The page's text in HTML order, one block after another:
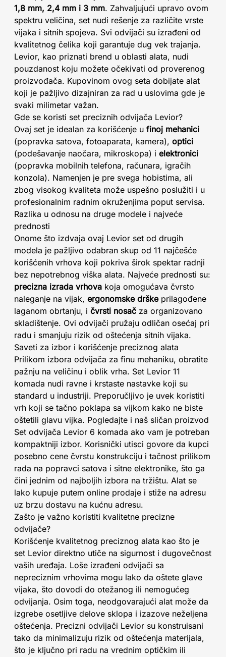
1,8 mm, 2,4 mm i 3 mm. Zahvaljujući upravo ovom
spektru veličina, set nudi rešenje za različite vrste
vijaka i sitnih spojeva. Svi odvijači su izrađeni od
kvalitetnog čelika koji garantuje dug vek trajanja.
Levior, kao priznati brend u oblasti alata, nudi
pouzdanost koju možete očekivati od proverenog
proizvođača. Kupovinom ovog seta dobijate alat
koji je pažljivo dizajniran za rad u uslovima gde je
svaki milimetar važan.
Gde se koristi set preciznih odvijača Levior?
Ovaj set je idealan za korišćenje u finoj mehanici
(popravka satova, fotoaparata, kamera), optici
(podešavanje naočara, mikroskopa) i elektronici
(popravka mobilnih telefona, računara, igračih
konzola). Namenjen je pre svega hobistima, ali
zbog visokog kvaliteta može uspešno poslužiti i u
profesionalnim radnim okruženjima poput servisa.
Razlika u odnosu na druge modele i najveće
prednosti
Onome što izdvaja ovaj Levior set od drugih
modela je pažljivo odabran skup od 11 najčešće
korišćenih vrhova koji pokriva širok spektar radnji
bez nepotrebnog viška alata. Najveće prednosti su:
precizna izrada vrhova koja omogućava čvrsto
naleganje na vijak, ergonomske drškeprilagođene
laganom obrtanju, i čvrsti nosač za organizovano
skladištenje. Ovi odvijači pružaju odličan osećaj pri
radu i smanjuju rizik od oštećenja sitnih vijaka.
Saveti za izbor i korišćenje preciznog alata
Prilikom izbora odvijača za finu mehaniku, obratite
pažnju na veličinu i oblik vrha. Set Levior 11
komada nudi ravne i krstaste nastavke koji su
standard u industriji. Preporučljivo je uvek koristiti
vrh koji se tačno poklapa sa vijkom kako ne biste
oštetili glavu vijka. Pogledajte i naš sličan proizvod
Set odvijača Levior 6 komada ako vam je potreban
kompaktniji izbor. Korisnički utisci govore da kupci
posebno cene čvrstu konstrukciju i tačnost prilikom
rada na popravci satova i sitne elektronike, što ga
čini jednim od najboljih izbora na tržištu. Alat se
lako kupuje putem online prodaje i stiže na adresu
uz brzu dostavu na kućnu adresu.
Zašto je važno koristiti kvalitetne precizne
odvijače?
Korišćenje kvalitetnog preciznog alata kao što je
set Levior direktno utiče na sigurnost i dugovečnost
vaših uređaja. Loše izrađeni odvijači sa
nepreciznim vrhovima mogu lako da oštete glave
vijaka, što dovodi do otežanog ili nemogućeg
odvijanja. Osim toga, neodgovarajući alat može da
izgrebe osetljive delove sklopa i izazove neželjena
oštećenja. Precizni odvijači Levior su konstruisani
tako da minimalizuju rizik od oštećenja materijala,
što je ključno pri radu na vrednim optičkim ili